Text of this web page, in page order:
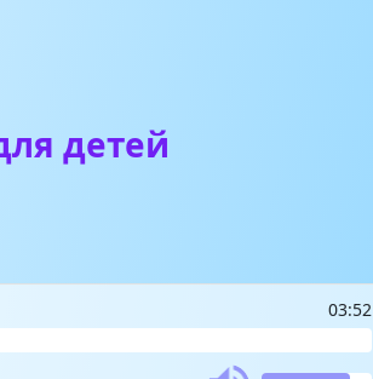
детей
03:52